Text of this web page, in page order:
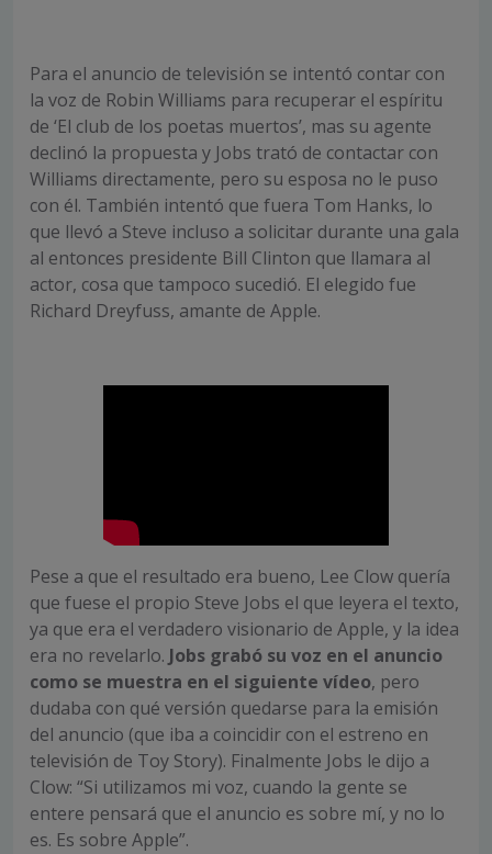
Para el anuncio de televisión se intentó contar con
la voz de Robin Williams para recuperar el espíritu
de ‘El club de los poetas muertos’, mas su agente
declinó la propuesta y Jobs trató de contactar con
Williams directamente, pero su esposa no le puso
con él. También intentó que fuera Tom Hanks, lo
que llevó a Steve incluso a solicitar durante una gala
al entonces presidente Bill Clinton que llamara al
actor, cosa que tampoco sucedió. El elegido fue
Richard Dreyfuss, amante de Apple.
Pese a que el resultado era bueno, Lee Clow quería
que fuese el propio Steve Jobs el que leyera el texto,
ya que era el verdadero visionario de Apple, y la idea
era no revelarlo. Jobs grabó su voz en el anuncio
como se muestra en el siguiente vídeo, pero
dudaba con qué versión quedarse para la emisión
del anuncio (que iba a coincidir con el estreno en
televisión de Toy Story). Finalmente Jobs le dijo a
Clow: “Si utilizamos mi voz, cuando la gente se
entere pensará que el anuncio es sobre mí, y no lo
es. Es sobre Apple”.